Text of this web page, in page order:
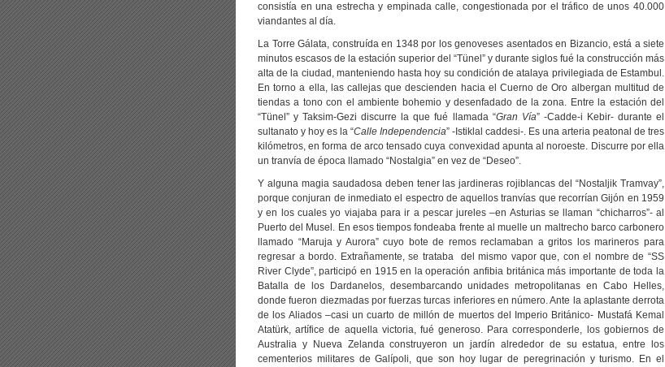
consistía en una estrecha y empinada calle, congestionada por el tráfico de unos 40.000
viandantes al día.
La Torre Gálata, construída en 1348 por los genoveses asentados en Bizancio, está a siete
minutos escasos de la estación superior del “Tünel” y durante siglos fué la construcción más
alta de la ciudad, manteniendo hasta hoy su condición de atalaya privilegiada de Estambul.
En torno a ella, las callejas que descienden hacia el Cuerno de Oro albergan multitud de
tiendas a tono con el ambiente bohemio y desenfadado de la zona. Entre la estación del
“Tünel” y Taksim-Gezi discurre la que fué llamada “Gran Vía” -Cadde-i Kebir- durante el
sultanato y hoy es la “Calle Independencia” -Istiklal caddesi-. Es una arteria peatonal de tres
kilómetros, en forma de arco tensado cuya convexidad apunta al noroeste. Discurre por ella
un tranvía de época llamado “Nostalgia” en vez de “Deseo”.
Y alguna magia saudadosa deben tener las jardineras rojiblancas del “Nostaljik Tramvay”,
porque conjuran de inmediato el espectro de aquellos tranvías que recorrían Gijón en 1959
y en los cuales yo viajaba para ir a pescar jureles –en Asturias se llaman “chicharros”- al
Puerto del Musel. En esos tiempos fondeaba frente al muelle un maltrecho barco carbonero
llamado “Maruja y Aurora” cuyo bote de remos reclamaban a gritos los marineros para
regresar a bordo. Extrañamente, se trataba del mismo vapor que, con el nombre de “SS
River Clyde”, participó en 1915 en la operación anfibia británica más importante de toda la
Batalla de los Dardanelos, desembarcando unidades metropolitanas en Cabo Helles,
donde fueron diezmadas por fuerzas turcas inferiores en número. Ante la aplastante derrota
de los Aliados –casi un cuarto de millón de muertos del Imperio Británico- Mustafá Kemal
Atatürk, artífice de aquella victoria, fué generoso. Para corresponderle, los gobiernos de
Australia y Nueva Zelanda construyeron un jardín alrededor de su estatua, entre los
cementerios militares de Galípoli, que son hoy lugar de peregrinación y turismo. En el